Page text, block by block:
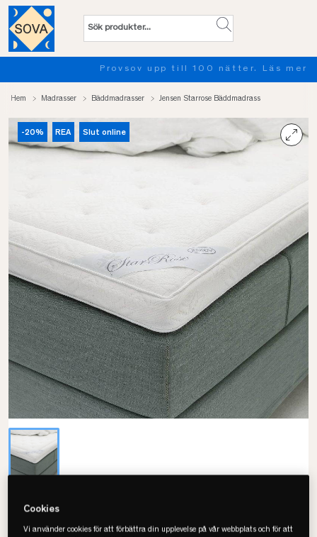
Provsov upp till 100 nätter. Läs mer
Hem Madrasser Bäddmadrasser Jensen Starrose Bäddmadrass
-20% REA Slut online
Jensen
Starrose Bäddmadrass
Cookies
Vi använder cookies för att förbättra din upplevelse på vår webbplats och för att